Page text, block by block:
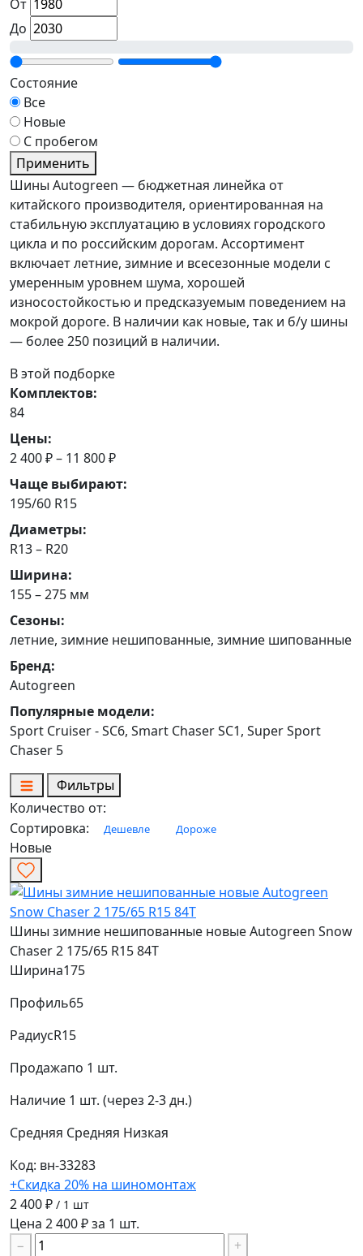
От
До
Состояние
Все
Новые
С пробегом
Применить
Шины Autogreen — бюджетная линейка от
китайского производителя, ориентированная на
стабильную эксплуатацию в условиях городского
цикла и по российским дорогам. Ассортимент
включает летние, зимние и всесезонные модели с
умеренным уровнем шума, хорошей
износостойкостью и предсказуемым поведением на
мокрой дороге. В наличии как новые, так и б/у шины
— более 250 позиций в наличии.
В этой подборке
Комплектов:
84
Цены:
2 400 ₽ – 11 800 ₽
Чаще выбирают:
195/60 R15
Диаметры:
R13 – R20
Ширина:
155 – 275 мм
Сезоны:
летние, зимние нешипованные, зимние шипованные
Бренд:
Autogreen
Популярные модели:
Sport Cruiser - SC6, Smart Chaser SC1, Super Sport
Chaser 5
Фильтры
Количество от:
Сортировка:
Дешевле Дороже
Новые
Шины зимние нешипованные новые Autogreen Snow
Chaser 2 175/65 R15 84T
Ширина175
Профиль65
РадиусR15
Продажапо 1 шт.
Наличие 1 шт. (через 2-3 дн.)
Средняя Средняя Низкая
Код: вн-33283
+Скидка 20% на шиномонтаж
2 400 ₽ / 1 шт
Цена 2 400 ₽ за 1 шт.
−
+